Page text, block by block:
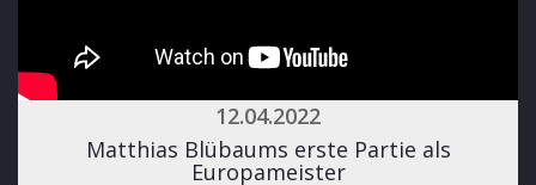
12.04.2022
Matthias Blübaums erste Partie als
Europameister